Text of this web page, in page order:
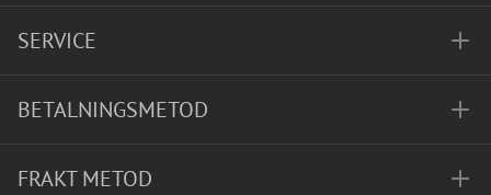
SERVICE
BETALNINGSMETOD
FRAKT METOD